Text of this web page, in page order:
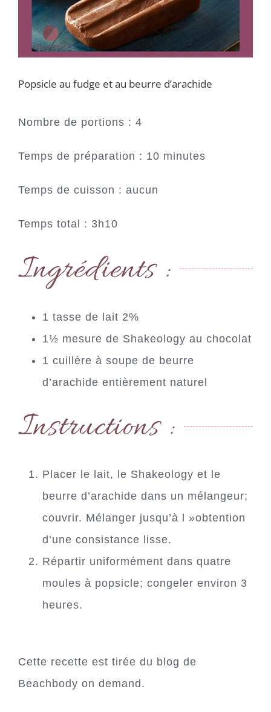
Popsicle au fudge et au beurre d’arachide
Nombre de portions : 4
Temps de préparation : 10 minutes
Temps de cuisson : aucun
Temps total : 3h10
Ingrédients :
1 tasse de lait 2%
1½ mesure de Shakeology au chocolat
1 cuillère à soupe de beurre
d’arachide entièrement naturel
Instructions :
Placer le lait, le Shakeology et le
beurre d’arachide dans un mélangeur;
couvrir. Mélanger jusqu’à l »obtention
d’une consistance lisse.
Répartir uniformément dans quatre
moules à popsicle; congeler environ 3
heures.
Cette recette est tirée du blog de
Beachbody on demand.